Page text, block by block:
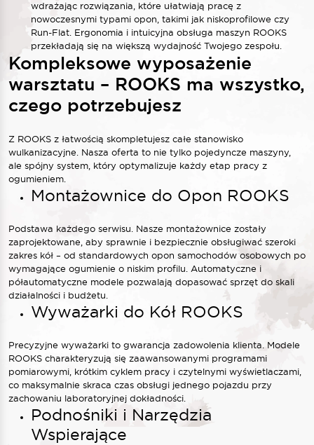
wdrażając rozwiązania, które ułatwiają pracę z
nowoczesnymi typami opon, takimi jak niskoprofilowe czy
Run-Flat. Ergonomia i intuicyjna obsługa maszyn ROOKS
przekładają się na większą wydajność Twojego zespołu.
Kompleksowe wyposażenie
warsztatu – ROOKS ma wszystko,
czego potrzebujesz
Z ROOKS z łatwością skompletujesz całe stanowisko
wulkanizacyjne. Nasza oferta to nie tylko pojedyncze maszyny,
ale spójny system, który optymalizuje każdy etap pracy z
ogumieniem.
Montażownice do Opon ROOKS
Podstawa każdego serwisu. Nasze montażownice zostały
zaprojektowane, aby sprawnie i bezpiecznie obsługiwać szeroki
zakres kół – od standardowych opon samochodów osobowych po
wymagające ogumienie o niskim profilu. Automatyczne i
półautomatyczne modele pozwalają dopasować sprzęt do skali
działalności i budżetu.
Wyważarki do Kół ROOKS
Precyzyjne wyważarki to gwarancja zadowolenia klienta. Modele
ROOKS charakteryzują się zaawansowanymi programami
pomiarowymi, krótkim cyklem pracy i czytelnymi wyświetlaczami,
co maksymalnie skraca czas obsługi jednego pojazdu przy
zachowaniu laboratoryjnej dokładności.
Podnośniki i Narzędzia
Wspierające